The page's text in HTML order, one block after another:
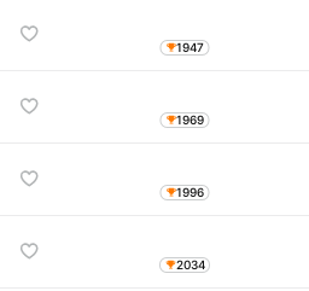
1947
1969
1996
2034